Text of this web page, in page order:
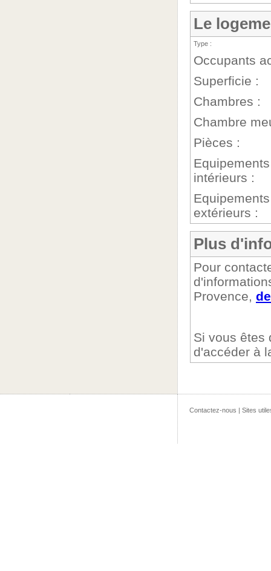
Le
Type :
Occupants
Superficie :
Chambres :
Chambre
Pièces :
Equipements
intérieurs :
Equipements
extérieurs :
Plus
Pour
Provence,
Si vous êtes
d'accéder à
Contactez-nous | Sites